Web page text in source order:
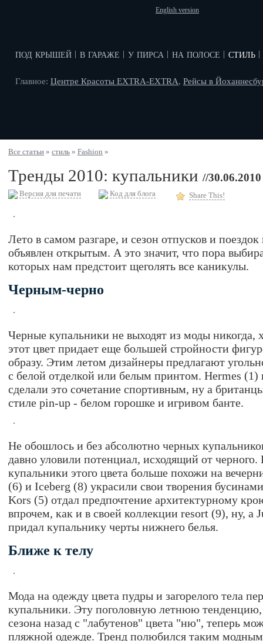
English version
под крышей в гараже у пирса на полосе стиль
Главное: Центре Красоты EXTRA-EXTRA, Рейсы в
Все статьи » стиль » Fashion »
Тренды 2010: купальники //30.06.2010
Версия для печати Код для блога Share This!
Лето в самом разгаре, и сезон отпусков и
объявлен открытым. А это значит, что пора
которых нам предстоит щеголять все каникулы.
Черным-черно
Черные купальники не выходят из моды никогда,
этот цвет придает еще большей стройности
образу. Этим летом дизайнеры предлагают
с белой отделкой или белым принтом. Hermes (1)
сделали это сочетание спортивным, ну а
стиле pin-up - белом горошке и игривом банте.
Не обошлось и без абсолютно черных
давно уловили потенциал, исходящий от черного.
купальники этого цвета больше похожи на
(6) и Iceberg (8) украсили свои творения
Kors (5) отдал предпочтение архитектурному
впрочем, как и в своей коллекции resort (9), ну, а
придал купальнику черты нижнего белья.
Ближе к телу
Мода на одежду цвета пудры и загорелого тела
купальники. Эту поголовную летнюю
сезона назад с "лабутенов" цвета "ню", теперь
пляжной одежде. Тренд полюбился таким